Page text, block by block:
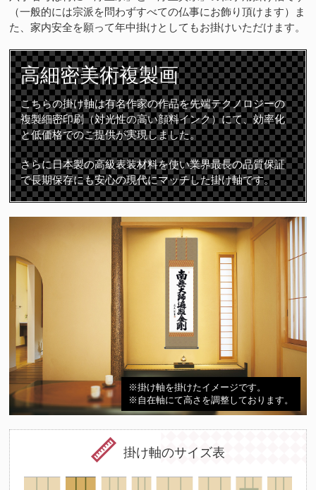
（一般的には宗派を問わずすべての仏事にお飾り頂けます）ま
た、家内安全を願って年中掛けとしてもお掛けいただけます。
高細密美術複製画
こちらの掛け軸は有名作家の作品を先端テクノロジーの
複製細密印刷（対光性の高い顔料インク）にて、効率化
と低価格でのご提供が実現しました。
さらに日本製の高級表装材料を使い業界最長の品質保証
で長期保存にも安心の現代にマッチした掛け軸です。
※掛け軸を掛けたイメージです。
※自在軸にて高さを調整しております。
掛け軸のサイズ表